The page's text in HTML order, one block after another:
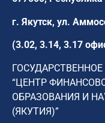
г. Якутск, ул.
(3.02, 3.14, 3.17
“ЦЕНТР
ОБРАЗОВАНИЯ И
(ЯКУТИЯ)”